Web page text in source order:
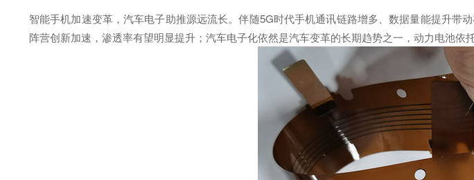
智能手机加速变革，汽车电子助推源远流长。伴随5G时代手机通讯链路增多、数据量能提升
阵营创新加速，渗透率有望明显提升；汽车电子化依然是汽车变革的长期趋势之一，动力电池依